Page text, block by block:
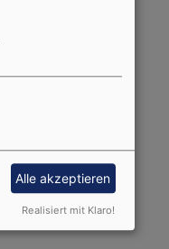
Alle akzeptieren
Realisiert mit Klaro!